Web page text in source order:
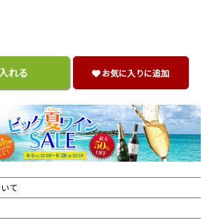
れる お気に入りに追加
て